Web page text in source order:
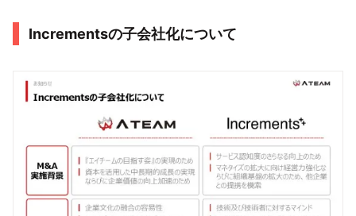
Incrementsの子会社化について